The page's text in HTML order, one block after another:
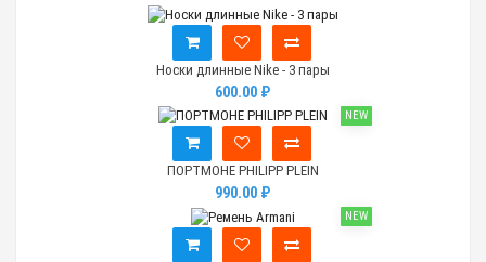
Носки длинные Nike - 3 пары
600.00 ₽
NEW
ПОРТМОНЕ PHILIPP PLEIN
990.00 ₽
NEW